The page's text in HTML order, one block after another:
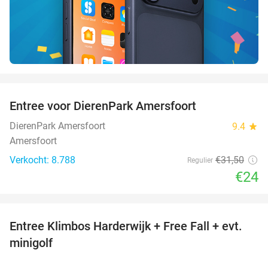
Entree voor DierenPark Amersfoort
DierenPark Amersfoort 9.4 star
Amersfoort
Verkocht: 8.788
Regulier €31,50
€24
30%
Entree Klimbos Harderwijk + Free Fall + evt.
minigolf